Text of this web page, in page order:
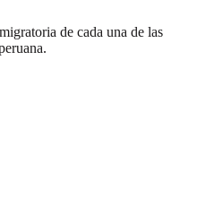
de cada una de las